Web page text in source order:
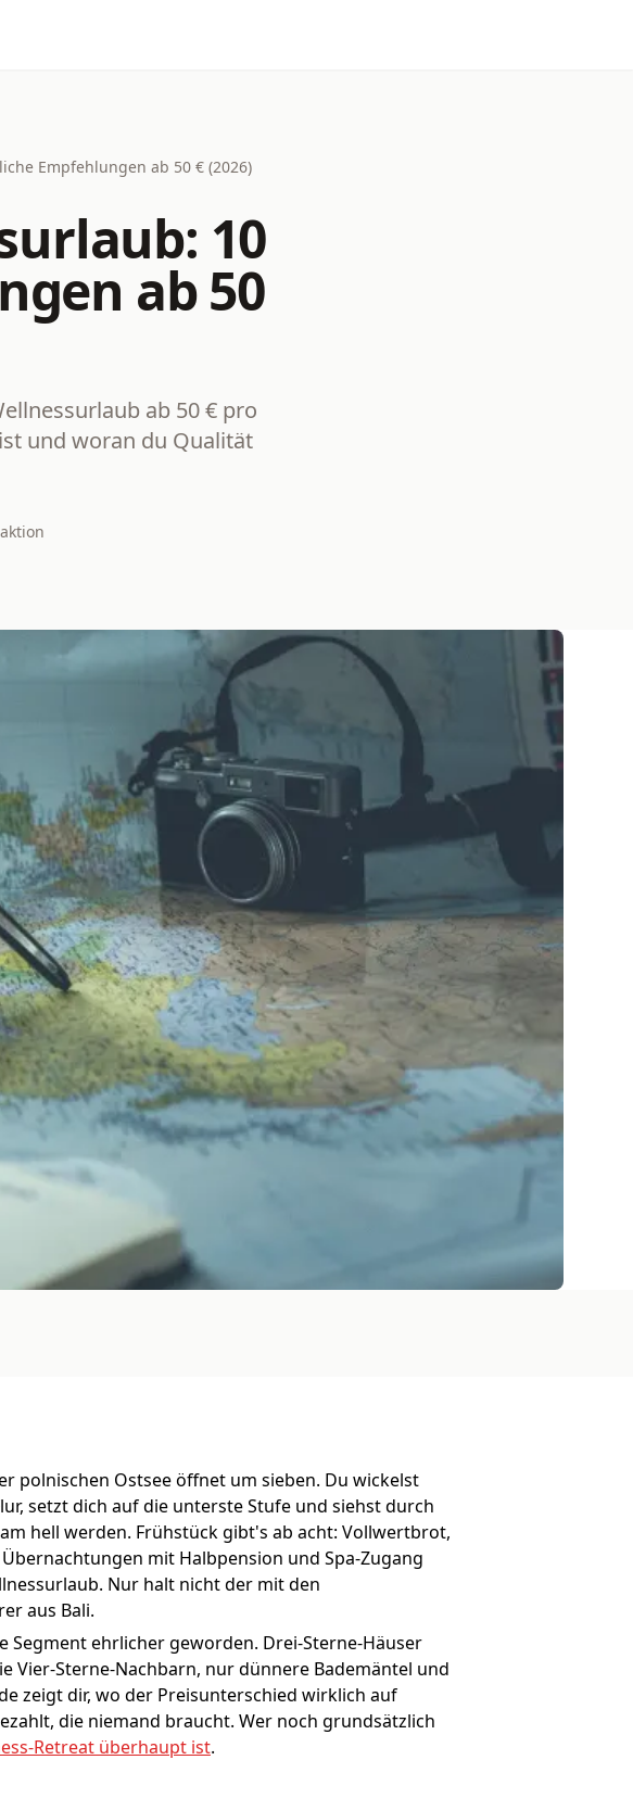
Empfehlungen ab 50 € (2026)
10
ab 50
ab 50 € pro
und woran du Qualität
polnischen Ostsee öffnet um sieben. Du wickelst
setzt dich auf die unterste Stufe und siehst durch
hell werden. Frühstück gibt's ab acht: Vollwertbrot,
mit Halbpension und Spa-Zugang
Nur halt nicht der mit den
aus Bali.
Segment ehrlicher geworden. Drei-Sterne-Häuser
Vier-Sterne-Nachbarn, nur dünnere Bademäntel und
zeigt dir, wo der Preisunterschied wirklich auf
die niemand braucht. Wer noch grundsätzlich
Retreat überhaupt ist.